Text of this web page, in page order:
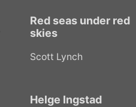
Red seas under red
skies
Scott Lynch
Helge Ingstad